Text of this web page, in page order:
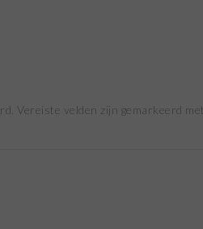
Vereiste velden zijn gemarkeerd met